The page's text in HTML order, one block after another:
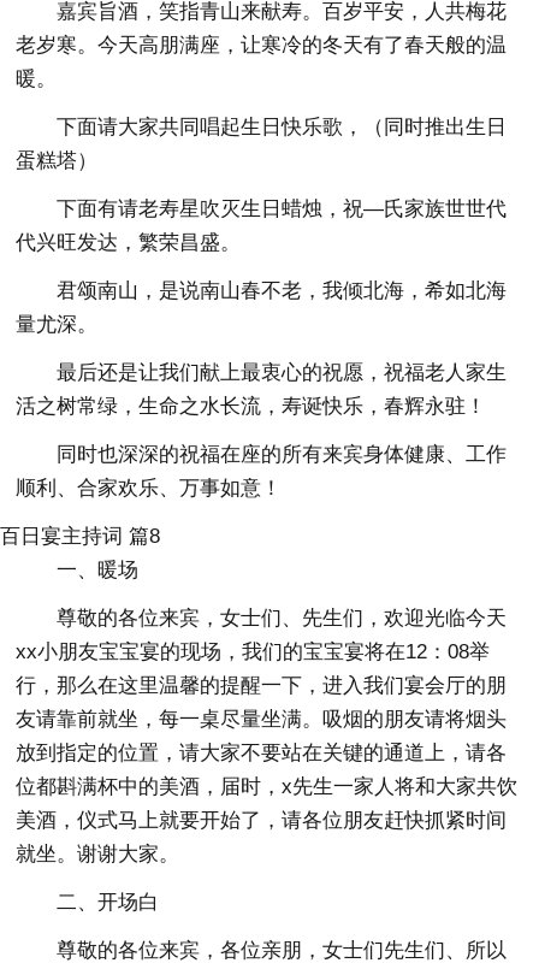
嘉宾旨酒，笑指青山来献寿。百岁平安，人共梅花
老岁寒。今天高朋满座，让寒冷的冬天有了春天般的温
暖。
下面请大家共同唱起生日快乐歌，（同时推出生日
蛋糕塔）
下面有请老寿星吹灭生日蜡烛，祝—氏家族世世代
代兴旺发达，繁荣昌盛。
君颂南山，是说南山春不老，我倾北海，希如北海
量尤深。
最后还是让我们献上最衷心的祝愿，祝福老人家生
活之树常绿，生命之水长流，寿诞快乐，春辉永驻！
同时也深深的祝福在座的所有来宾身体健康、工作
顺利、合家欢乐、万事如意！
百日宴主持词 篇8
一、暖场
尊敬的各位来宾，女士们、先生们，欢迎光临今天
xx小朋友宝宝宴的现场，我们的宝宝宴将在12：08举
行，那么在这里温馨的提醒一下，进入我们宴会厅的朋
友请靠前就坐，每一桌尽量坐满。吸烟的朋友请将烟头
放到指定的位置，请大家不要站在关键的通道上，请各
位都斟满杯中的美酒，届时，x先生一家人将和大家共饮
美酒，仪式马上就要开始了，请各位朋友赶快抓紧时间
就坐。谢谢大家。
二、开场白
尊敬的各位来宾，各位亲朋，女士们先生们、所以